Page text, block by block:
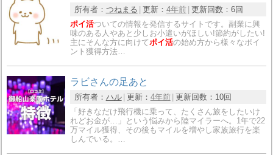
所有者： つねまる 更新： 4年前 更新回数： 6回
ポイ活ついての情報を発信するサイトです。副業に興
味のある人やあと少しお小遣いがほしい!節約がしたい!
主にそんな方に向けてポイ活の始め方から様々なポイ
ント獲得方法…
ラビさんの足あと
所有者： ハル 更新： 4年前 更新回数： 10回
「好きなだけ飛行機に乗って、たくさん旅をしたいけ
れどお金が…」という悩みから陸マイラーへ。1年で22
万マイル獲得、その後もマイルを増やし家族旅行を楽
しんでいる。…